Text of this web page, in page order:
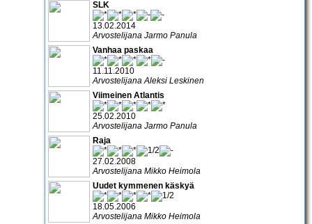
SLK
13.02.2014
Arvostelijana Jarmo Panula
Vanhaa paskaa
11.11.2010
Arvostelijana Aleksi Leskinen
Viimeinen Atlantis
25.02.2010
Arvostelijana Jarmo Panula
Raja
27.02.2008
Arvostelijana Mikko Heimola
Uudet kymmenen käskyä
18.05.2006
Arvostelijana Mikko Heimola